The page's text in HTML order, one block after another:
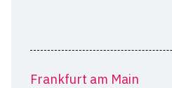
Frankfurt am Main